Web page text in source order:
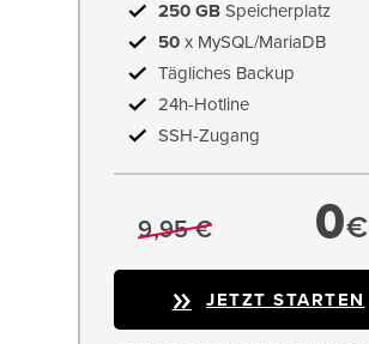
250 GB Speicherplatz
50 x MySQL/MariaDB
Tägliches Backup
24h-Hotline
SSH-Zugang
9,95 € 0€
JETZT STARTEN